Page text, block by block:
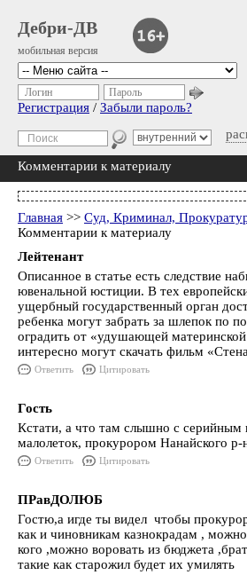
Дебри-ДВ
мобильная версия
Логин Пароль
Регистрация / Забыли пароль?
Комментарии к материалу
Главная >> Суд, Криминал,
Комментарии к материалу
Лейтенант
Описанное в статье есть следствие
ювенальной юстиции. В тех
ущербный государственный орган
ребенка могут забрать за шлепок по
оградить от «удушающей
интересно могут скачать фильм
Ответить Цитировать
Гость
Кстати, а что там слышно с серийным
малолеток, прокурором Нанайского р-
Ответить Цитировать
ПРавДОЛЮБ
Гостю,а игде ты видел чтобы
как и чиновникам казнокрадам ,
кого ,можно воровать из бюджета
такие как старожил будет их умилять